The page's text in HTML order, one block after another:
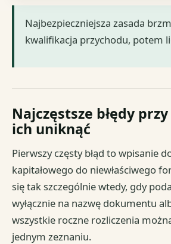
Najbezpieczniejsza zasada
kwalifikacja przychodu, potem
Najczęstsze błędy
ich uniknąć
Pierwszy częsty błąd to wpisanie
kapitałowego do niewłaściwego
się tak szczególnie wtedy, gdy
wyłącznie na nazwę dokumentu
wszystkie roczne rozliczenia
jednym zeznaniu.